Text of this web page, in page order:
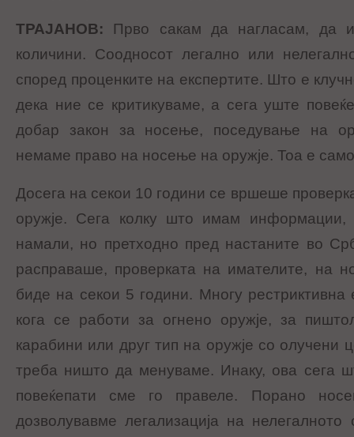
ТРАЈАНОВ: Прво сакам да нагласам, да
количини. Соодносот легално или
според проценките на експертите. Што е
дека ние се критикуваме, а сега уште
добар закон за носење, поседување на
немаме право на носење на оружје. Тоа е само
Досега на секои 10 години се вршеше
оружје. Сега колку што имам информации,
намали, но претходно пред настаните во
расправаше, проверката на имателите, на
биде на секои 5 години. Многу рестриктивна
кога се работи за огнено оружје, за
карабини или друг тип на оружје со олучени
треба ништо да менуваме. Инаку, ова сега
повеќепати сме го правеле. Порано
дозволувавме легализација на